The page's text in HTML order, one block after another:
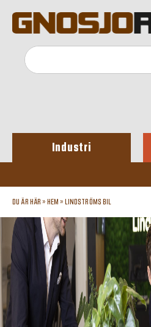
Industri
DU ÄR HÄR » HEM » LINDSTRÖMS BIL